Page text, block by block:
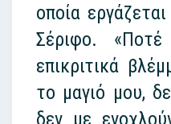
οποία
Σέριφο.
επικριτικά
το μαγιό μου,
δεν με